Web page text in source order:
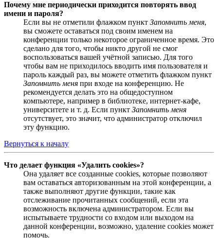
Почему мне периодически приходится повторять ввод
имени и пароля?
Если вы не отметили флажком пункт Запомнить меня,
вы сможете оставаться под своим именем на
конференции только некоторое ограниченное время. Это
сделано для того, чтобы никто другой не смог
воспользоваться вашей учётной записью. Для того
чтобы вам не приходилось вводить имя пользователя и
пароль каждый раз, вы можете отметить флажком пункт
Запомнить меня при входе на конференцию. Не
рекомендуется делать это на общедоступном
компьютере, например в библиотеке, интернет-кафе,
университете и т. д. Если пункт Запомнить меня
отсутствует, это значит, что администратор отключил
эту функцию.
Вернуться к началу
Что делает функция «Удалить cookies»?
Она удаляет все созданные cookies, которые позволяют
вам оставаться авторизованным на этой конференции, а
также выполняют другие функции, такие как
отслеживание прочитанных сообщений, если эта
возможность включена администратором. Если вы
испытываете трудности со входом или выходом на
данной конференции, возможно, удаление cookies может
помочь.